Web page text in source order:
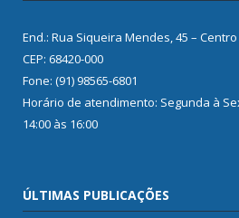
End.: Rua Siqueira Mendes, 45 –
CEP: 68420-000
Fone: (91) 98565-6801
Horário de atendimento: Segunda à
14:00 às 16:00
ÚLTIMAS PUBLICAÇÕES